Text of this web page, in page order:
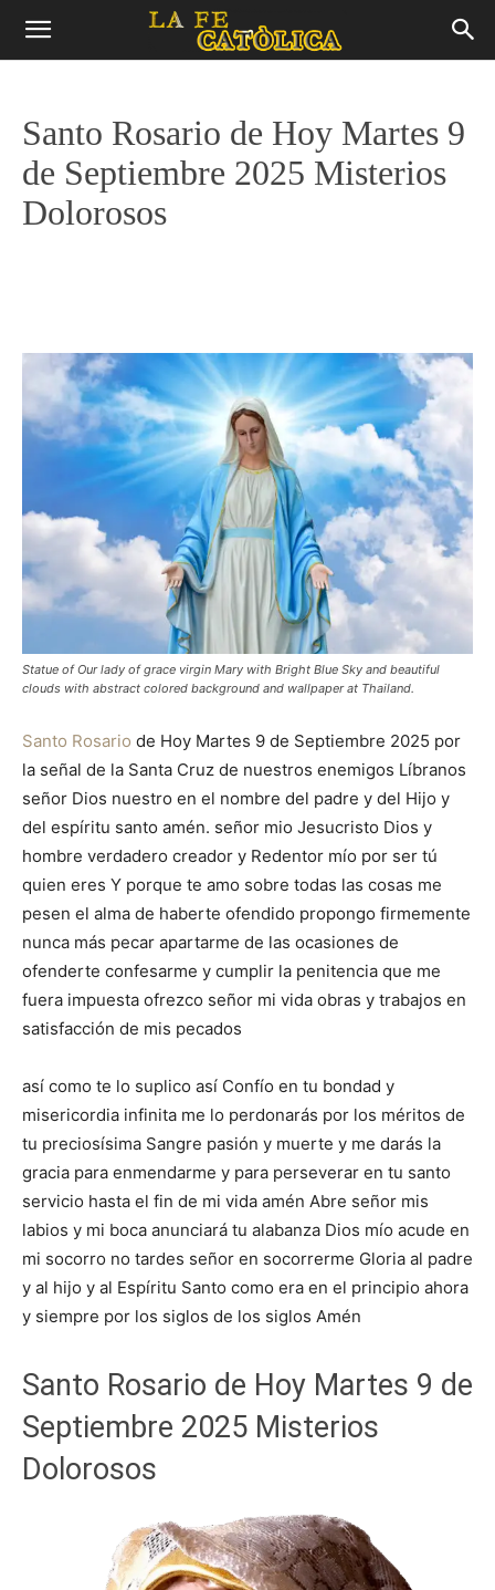
Santo Rosario de Hoy Martes 9
de Septiembre 2025 Misterios
Dolorosos
Statue of Our lady of grace virgin Mary with Bright Blue Sky and beautiful
clouds with abstract colored background and wallpaper at Thailand.
Santo Rosario de Hoy Martes 9 de Septiembre 2025 por
la señal de la Santa Cruz de nuestros enemigos Líbranos
señor Dios nuestro en el nombre del padre y del Hijo y
del espíritu santo amén. señor mio Jesucristo Dios y
hombre verdadero creador y Redentor mío por ser tú
quien eres Y porque te amo sobre todas las cosas me
pesen el alma de haberte ofendido propongo firmemente
nunca más pecar apartarme de las ocasiones de
ofenderte confesarme y cumplir la penitencia que me
fuera impuesta ofrezco señor mi vida obras y trabajos en
satisfacción de mis pecados
así como te lo suplico así Confío en tu bondad y
misericordia infinita me lo perdonarás por los méritos de
tu preciosísima Sangre pasión y muerte y me darás la
gracia para enmendarme y para perseverar en tu santo
servicio hasta el fin de mi vida amén Abre señor mis
labios y mi boca anunciará tu alabanza Dios mío acude en
mi socorro no tardes señor en socorrerme Gloria al padre
y al hijo y al Espíritu Santo como era en el principio ahora
y siempre por los siglos de los siglos Amén
Santo Rosario de Hoy Martes 9 de
Septiembre 2025 Misterios
Dolorosos